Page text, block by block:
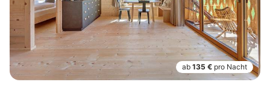
ab 135 € pro Nacht